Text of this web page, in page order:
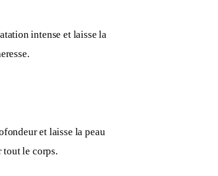
intense et laisse la
et laisse la peau
le corps.